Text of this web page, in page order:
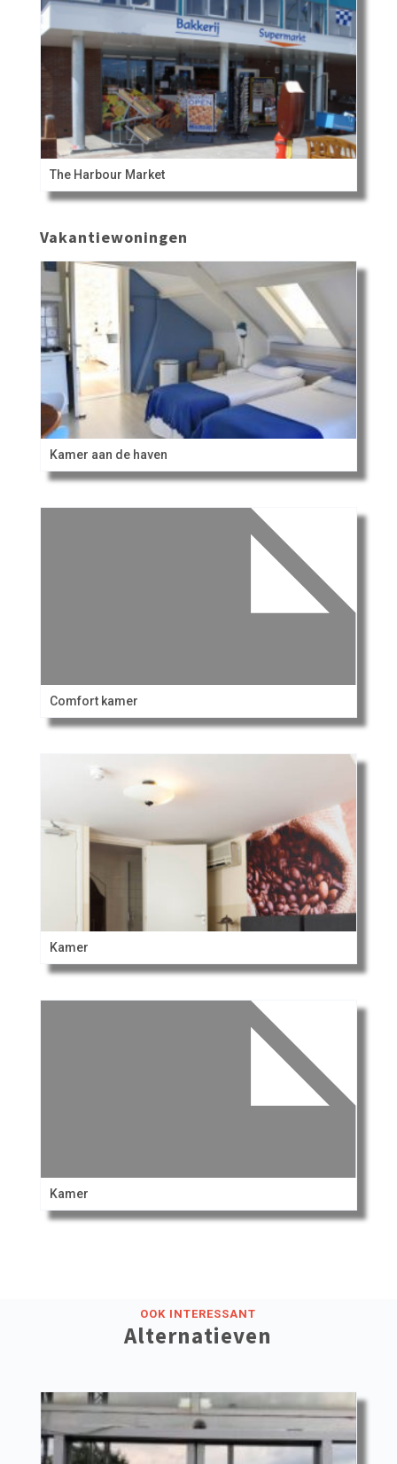
The Harbour Market
Vakantiewoningen
Kamer aan de haven
Comfort kamer
Kamer
Kamer
OOK INTERESSANT
Alternatieven